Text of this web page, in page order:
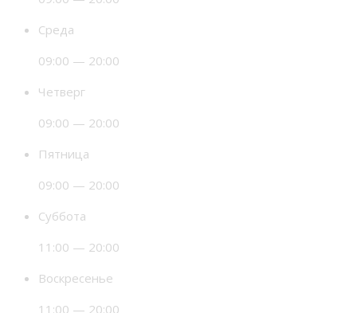
Среда
09:00 — 20:00
Четверг
09:00 — 20:00
Пятница
09:00 — 20:00
Суббота
11:00 — 20:00
Воскресенье
11:00 — 20:00